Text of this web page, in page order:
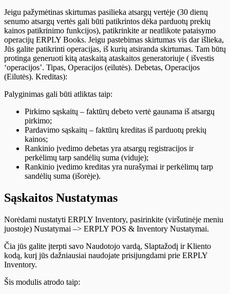
Jeigu pažymėtinas skirtumas pasilieka atsargų vertėje (30 dienų
senumo atsargų vertės gali būti patikrintos dėka parduotų prekių
kainos patikrinimo funkcijos), patikrinkite ar neatlikote pataisymo
operacijų ERPLY Books. Jeigu pastebimas skirtumas vis dar išlieka,
Jūs galite patikrinti operacijas, iš kurių atsiranda skirtumas. Tam būtų
protinga generuoti kitą ataskaitą ataskaitos generatoriuje ( išvestis
‘operacijos’. Tipas, Operacijos (eilutės). Debetas, Operacijos
(Eilutės). Kreditas):
Palyginimas gali būti atliktas taip:
Pirkimo sąskaitų – faktūrų debeto vertė gaunama iš atsargų
pirkimo;
Pardavimo sąskaitų – faktūrų kreditas iš parduotų prekių
kainos;
Rankinio įvedimo debetas yra atsargų registracijos ir
perkėlimų tarp sandėlių suma (viduje);
Rankinio įvedimo kreditas yra nurašymai ir perkėlimų tarp
sandėlių suma (išorėje).
Sąskaitos Nustatymas
Norėdami nustatyti ERPLY Inventory, pasirinkite (viršutinėje meniu
juostoje) Nustatymai –> ERPLY POS & Inventory Nustatymai.
Čia jūs galite įterpti savo Naudotojo vardą, Slaptažodį ir Kliento
kodą, kurį jūs dažniausiai naudojate prisijungdami prie ERPLY
Inventory.
Šis modulis atrodo taip: